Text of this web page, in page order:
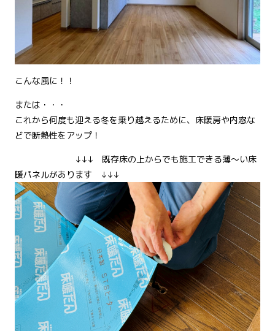
こんな風に！！
または・・・
これから何度も迎える冬を乗り越えるために、床暖房や内窓な
どで断熱性をアップ！
↓↓↓ 既存床の上からでも施工できる薄～い床
暖パネルがあります ↓↓↓